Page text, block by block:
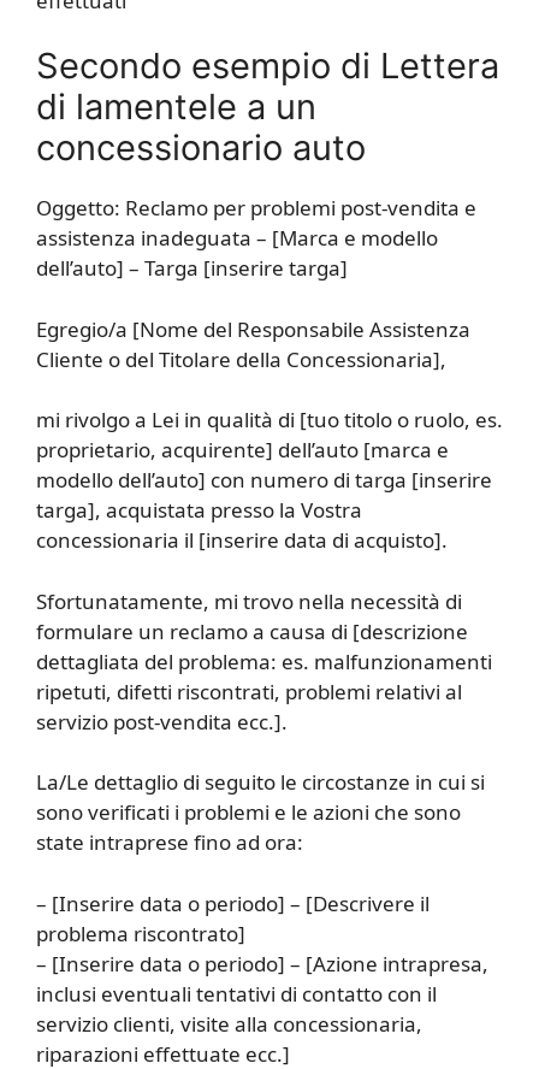
Secondo esempio di Lettera
di lamentele a un
concessionario auto
Oggetto: Reclamo per problemi post-vendita e
assistenza inadeguata – [Marca e modello
dell’auto] – Targa [inserire targa]
Egregio/a [Nome del Responsabile Assistenza
Cliente o del Titolare della Concessionaria],
mi rivolgo a Lei in qualità di [tuo titolo o ruolo, es.
proprietario, acquirente] dell’auto [marca e
modello dell’auto] con numero di targa [inserire
targa], acquistata presso la Vostra
concessionaria il [inserire data di acquisto].
Sfortunatamente, mi trovo nella necessità di
formulare un reclamo a causa di [descrizione
dettagliata del problema: es. malfunzionamenti
ripetuti, difetti riscontrati, problemi relativi al
servizio post-vendita ecc.].
La/Le dettaglio di seguito le circostanze in cui si
sono verificati i problemi e le azioni che sono
state intraprese fino ad ora:
– [Inserire data o periodo] – [Descrivere il
problema riscontrato]
– [Inserire data o periodo] – [Azione intrapresa,
inclusi eventuali tentativi di contatto con il
servizio clienti, visite alla concessionaria,
riparazioni effettuate ecc.]